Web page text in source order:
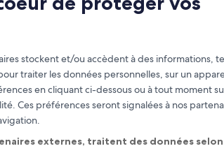
stockent et/ou accèdent à des informations,
traiter les données personnelles, sur un
en cliquant ci-dessous ou à tout moment
Ces préférences seront signalées à nos
externes, traitent des données